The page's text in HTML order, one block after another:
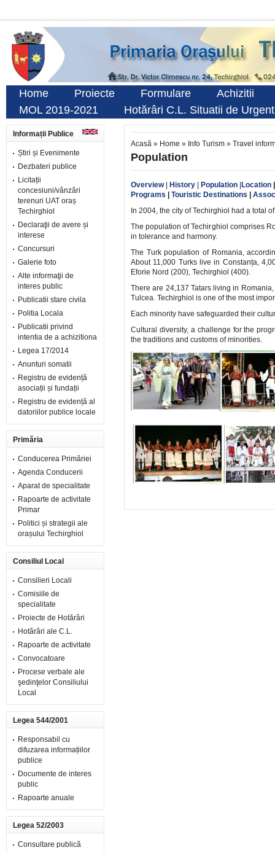
Home Proiecte Formulare
Achizitii
MOL 2019-2021
Hotărâri C.L. Situatii de
Informații Publice
Știri și Evenimente
Dezbateri publice
Licitații
concesiuni/vânzări
terenuri UAT oraș
Techirghiol
Declaraţii de avere și
interese
Concursuri
Galerie foto
Alte informaţii de
interes public
Publicatii stare civila
Politia Locala
Publicatii privind
intentia de a achizitiona
Legea 17/2014
Anunturi somatii
Registru de evidență
asociații și fundații
Registru de evidență al
datoriilor publice locale
Primăria
Conducerea Primăriei
Agenda Conducerii
Aparat de specialitate
Rapoarte de activitate
Primar
Politici și strategii ale
orașului Techirghiol
Consiliul Local
Consilieri Locali
Comisiile de
specialitate
Proiecte de Hotărâri
Hotărâri ale C.L.
Rapoarte de activitate
Convocatoare
Procese verbale ale
şedinţelor Consiliului
Local
Legea 544/2001
Responsabil cu
difuzarea informațiilor
publice
Documente de interes
public
Rapoarte anuale
Legea 52/2003
Consultare publică
Acasă » Home » Info Turism » Travel
Population
Overview| History Population Location
Programs
Touristic Destinations
In 2004, the city of Techirghiol had a total
The population of Techirghiol comprises
in tolerance and harmony.
The Turk population of Romania,
About 11,000 Turks live in Constanța,
Eforie Nord (200), Techirghiol (400).
There are 24,137 Tatars living in
Tulcea. Techirghiol is one of the most
Each minority have safeguarded their
Cultural diversity, a challenge for the
the traditions and customs of minorities.